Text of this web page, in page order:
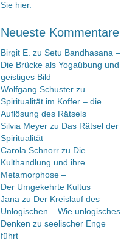
Sie hier.
Neueste Kommentare
Birgit E. zu Setu Bandhasana –
Die Brücke als Yogaübung und
geistiges Bild
Wolfgang Schuster zu
Spiritualität im Koffer – die
Auflösung des Rätsels
Silvia Meyer zu Das Rätsel der
Spiritualität
Carola Schnorr zu Die
Kulthandlung und ihre
Metamorphose –
Der Umgekehrte Kultus
Jana zu Der Kreislauf des
Unlogischen – Wie unlogisches
Denken zu seelischer Enge
führt